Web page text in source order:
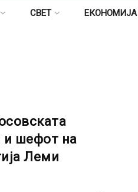
СВЕТ ЕКОНОМИЈА
и шефот на
Леми